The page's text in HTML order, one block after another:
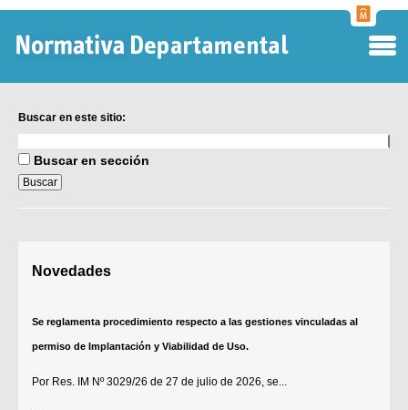
Buscar en este sitio:
en
sitio:
Buscar en sección
Novedades
Se reglamenta procedimiento respecto a las gestiones vinculadas al
permiso de Implantación y Viabilidad de Uso.
Por Res. IM Nº 3029/26 de 27 de julio de 2026, se...